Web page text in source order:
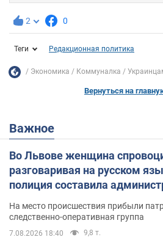
2 0
Теги Редакционная политика
Экономика Коммуналка
Вернуться на
Важное
Во Львове женщина
разговаривая на русском
полиция составила
На место происшествия прибыли
следственно-оперативная группа
7.08.2026 18:40 9,8 т.